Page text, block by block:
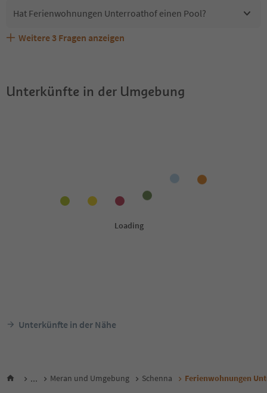
Hat Ferienwohnungen Unterroathof einen Pool?
Sind Haustiere in der Unterkunft Ferienwohnungen
Welche Services bietet Ferienwohnungen Unterroathof?
Erhalten die Gäste von Ferienwohnungen Unterroathof
Weitere 3 Fragen anzeigen
Unterkünfte in der Umgebung
Unterkünfte in der Nähe
... Meran und Umgebung Schenna Ferienwohnungen